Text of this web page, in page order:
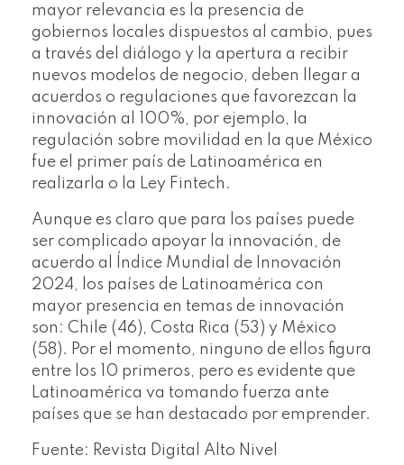
mayor relevancia es la presencia de
gobiernos locales dispuestos al cambio, pues
a través del diálogo y la apertura a recibir
nuevos modelos de negocio, deben llegar a
acuerdos o regulaciones que favorezcan la
innovación al 100%, por ejemplo, la
regulación sobre movilidad en la que México
fue el primer país de Latinoamérica en
realizarla o la Ley Fintech.
Aunque es claro que para los países puede
ser complicado apoyar la innovación, de
acuerdo al Índice Mundial de Innovación
2024, los países de Latinoamérica con
mayor presencia en temas de innovación
son: Chile (46), Costa Rica (53) y México
(58). Por el momento, ninguno de ellos figura
entre los 10 primeros, pero es evidente que
Latinoamérica va tomando fuerza ante
países que se han destacado por emprender.
Fuente: Revista Digital Alto Nivel